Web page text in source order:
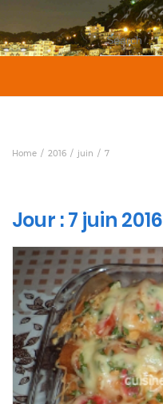
Search
for:
Home 2016 juin 7
Jour :7 juin 2016